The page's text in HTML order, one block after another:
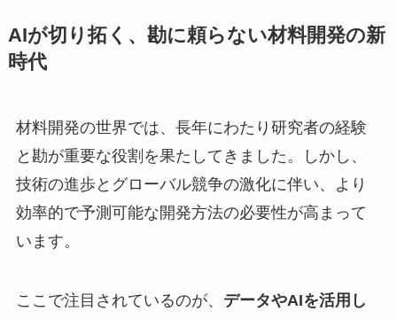
AIが切り拓く、勘に頼らない材料開発の新
時代
材料開発の世界では、長年にわたり研究者の経験
と勘が重要な役割を果たしてきました。しかし、
技術の進歩とグローバル競争の激化に伴い、より
効率的で予測可能な開発方法の必要性が高まって
います。
ここで注目されているのが、 データやAIを活用し